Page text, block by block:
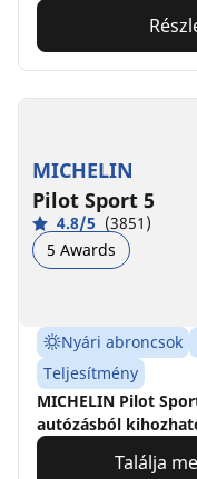
MICHELIN
Pilot Sport 5
4.8/5 (3851)
5 Awards
Nyári abroncsok
Teljesítmény
MICHELIN Pilot
autózásból
Találja